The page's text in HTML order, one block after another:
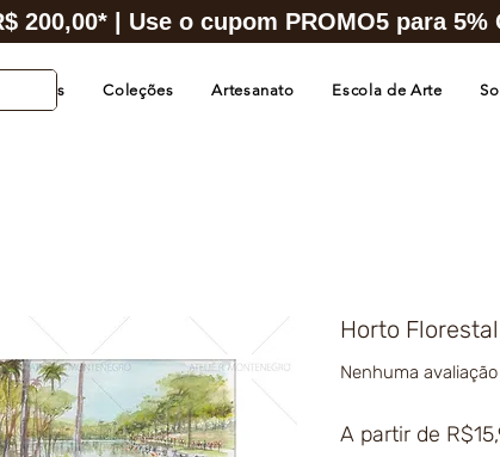
Coleções Artesanato Escola de Arte
200,00* | Use o cupom PROMO5 para
Horto
Nenhuma avaliação
A partir de